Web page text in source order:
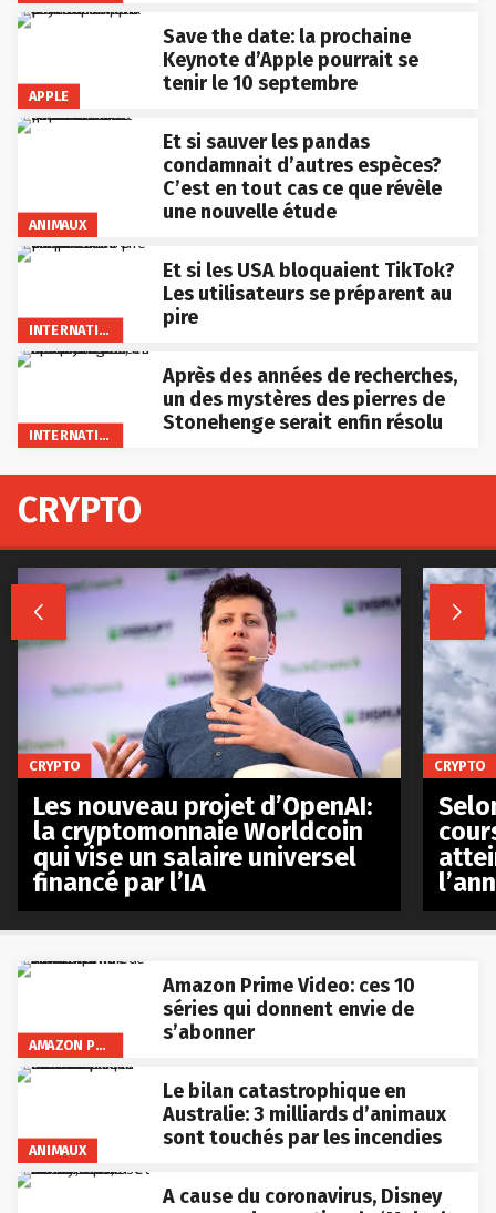
APPLE
Save the date: la prochaine
Keynote d’Apple pourrait se
tenir le 10 septembre
ANIMAUX
Et si sauver les pandas
condamnait d’autres espèces?
C’est en tout cas ce que révèle
une nouvelle étude
INTERNATIONAL
Et si les USA bloquaient TikTok?
Les utilisateurs se préparent au
pire
INTERNATIONAL
Après des années de recherches,
un des mystères des pierres de
Stonehenge serait enfin résolu
AMAZON PRIME VIDEO
Amazon Prime Video: ces 10
séries qui donnent envie de
s’abonner
ANIMAUX
Le bilan catastrophique en
Australie: 3 milliards d’animaux
sont touchés par les incendies
A cause du coronavirus, Disney
CRYPTO
 
CRYPTO
Les nouveau projet d’OpenAI:
la cryptomonnaie Worldcoin
qui vise un salaire universel
financé par l’IA
CRYPTO